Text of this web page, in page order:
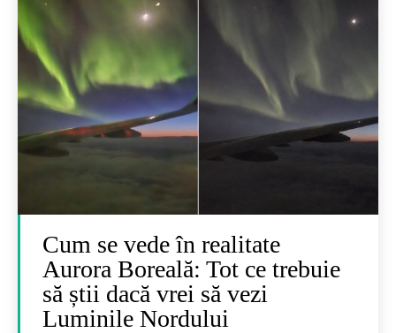
Cum se vede în realitate
Aurora Boreală: Tot ce trebuie
să știi dacă vrei să vezi
Luminile Nordului